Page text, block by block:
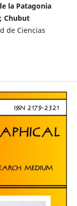
la Patagonia
Chubut
de Ciencias